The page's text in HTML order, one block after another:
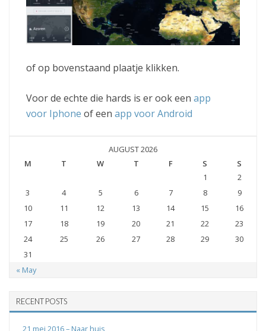
of op bovenstaand plaatje klikken.
Voor de echte die hards is er ook een app
voor Iphone of een app voor Android
AUGUST 2026
M
T W T F S S
« May
1
2
3
4 5 6 7 8
9
10
11 12 13 14 15
16
17
18 19 20 21 22
23
24
25 26 27 28 29
30
31
RECENT POSTS